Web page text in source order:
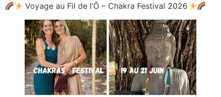
Aller
contenu
Voyage au Fil de l’Ô – Chakra Festival 2026